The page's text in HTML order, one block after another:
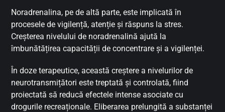
Noradrenalina, pe de altă parte, este implicată în
procesele de vigilență, atenție și răspuns la stres.
Creșterea nivelului de noradrenalină ajută la
îmbunătățirea capacității de concentrare și a vigilenței.
În doze terapeutice, această creștere a nivelurilor de
neurotransmițători este treptată și controlată, fiind
proiectată să reducă efectele intense asociate cu
drogurile recreaționale. Eliberarea prelungită a substanței